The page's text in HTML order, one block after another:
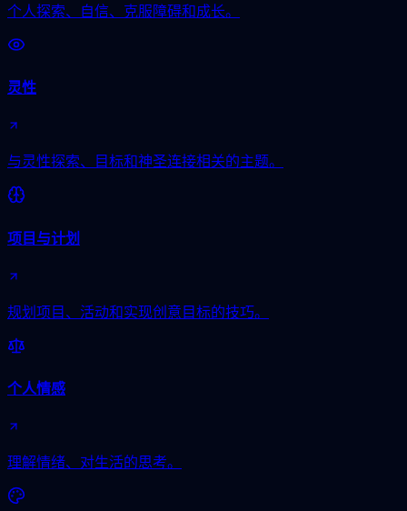
个人探索、自信、克服障碍和成长。
灵性
与灵性探索、目标和神圣连接相关的主题。
项目与计划
规划项目、活动和实现创意目标的技巧。
个人情感
理解情绪、对生活的思考。